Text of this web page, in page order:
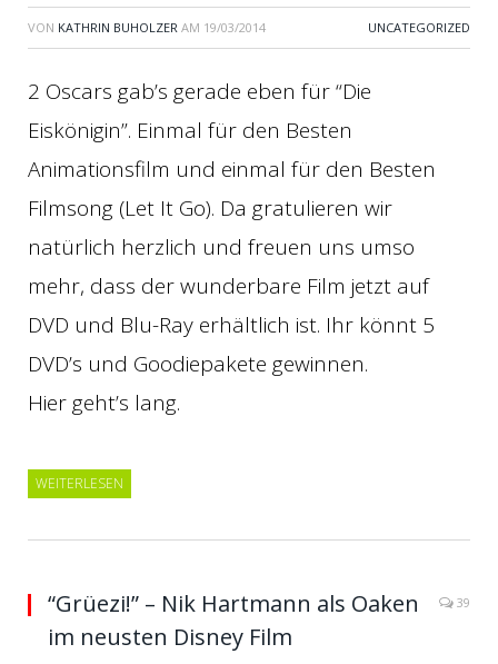
VON KATHRIN BUHOLZER AM 19/03/2014 UNCATEGORIZED
2 Oscars gab’s gerade eben für “Die
Eiskönigin”. Einmal für den Besten
Animationsfilm und einmal für den Besten
Filmsong (Let It Go). Da gratulieren wir
natürlich herzlich und freuen uns umso
mehr, dass der wunderbare Film jetzt auf
DVD und Blu-Ray erhältlich ist. Ihr könnt 5
DVD’s und Goodiepakete gewinnen.
Hier geht’s lang.
WEITERLESEN
“Grüezi!” – Nik Hartmann als Oaken
im neusten Disney Film
39